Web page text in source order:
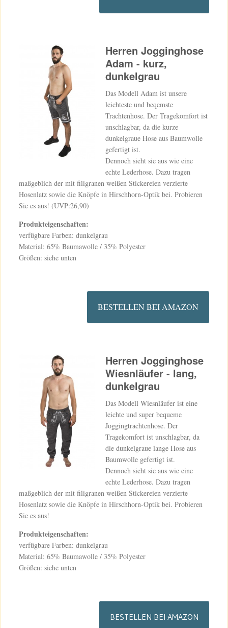
Herren Jogginghose
Adam - kurz,
dunkelgrau
Das Modell Adam ist unsere
leichteste und beqemste
Trachtenhose. Der Tragekomfort ist
unschlagbar, da die kurze
dunkelgraue Hose aus Baumwolle
gefertigt ist.
Dennoch sieht sie aus wie eine
echte Lederhose. Dazu tragen
maßgeblich der mit filigranen weißen Stickereien verzierte
Hosenlatz sowie die Knöpfe in Hirschhorn-Optik bei. Probieren
Sie es aus! (UVP:26,90)
Produkteigenschaften:
verfügbare Farben: dunkelgrau
Material: 65% Baumawolle / 35% Polyester
Größen: siehe unten
BESTELLEN BEI AMAZON
Herren Jogginghose
Wiesnläufer - lang,
dunkelgrau
Das Modell Wiesnläufer ist eine
leichte und super bequeme
Joggingtrachtenhose. Der
Tragekomfort ist unschlagbar, da
die dunkelgraue lange Hose aus
Baumwolle gefertigt ist.
Dennoch sieht sie aus wie eine
echte Lederhose. Dazu tragen
maßgeblich der mit filigranen weißen Stickereien verzierte
Hosenlatz sowie die Knöpfe in Hirschhorn-Optik bei. Probieren
Sie es aus!
Produkteigenschaften:
verfügbare Farben: dunkelgrau
Material: 65% Baumawolle / 35% Polyester
Größen: siehe unten
BESTELLEN BEI AMAZON